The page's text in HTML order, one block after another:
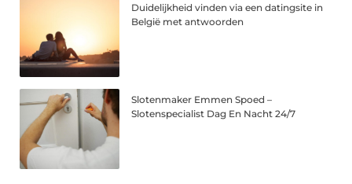
Duidelijkheid vinden via een datingsite in
België met antwoorden
Slotenmaker Emmen Spoed –
Slotenspecialist Dag En Nacht 24/7